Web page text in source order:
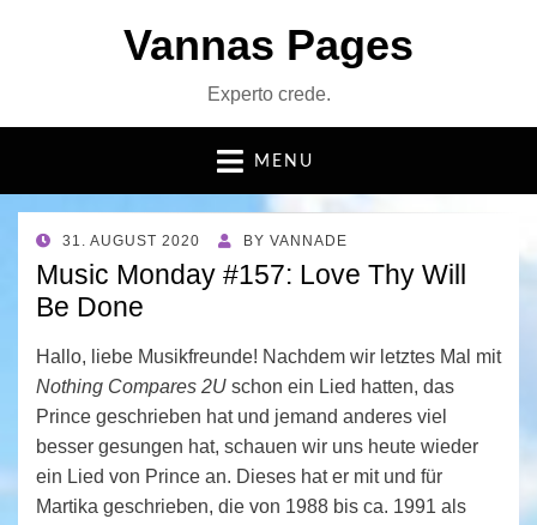
Vannas Pages
Experto crede.
MENU
POSTED
ON
31. AUGUST 2020 BY VANNADE
Music Monday #157: Love Thy Will
Be Done
Hallo, liebe Musikfreunde! Nachdem wir letztes Mal mit
Nothing Compares 2U schon ein Lied hatten, das
Prince geschrieben hat und jemand anderes viel
besser gesungen hat, schauen wir uns heute wieder
ein Lied von Prince an. Dieses hat er mit und für
Martika geschrieben, die von 1988 bis ca. 1991 als